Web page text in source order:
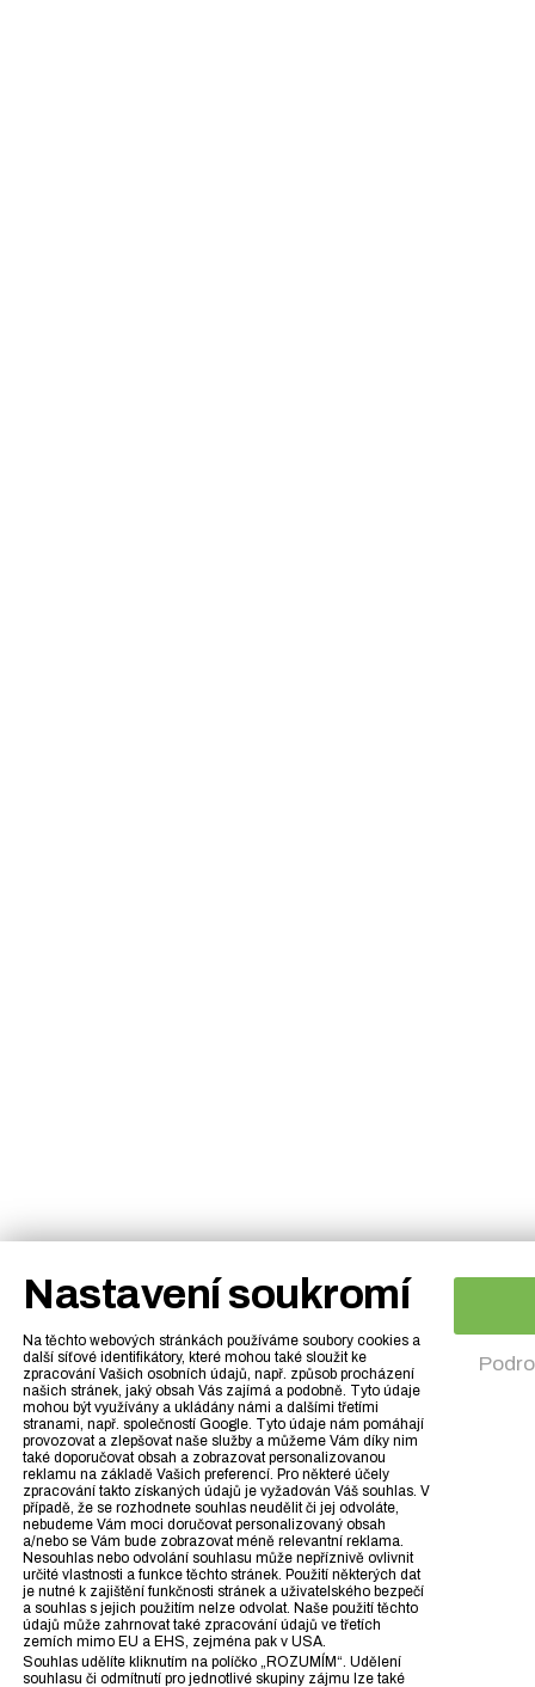
Nastavení soukromí
Na těchto webových stránkách používáme soubory cookies a
další síťové identifikátory, které mohou také sloužit ke
zpracování Vašich osobních údajů, např. způsob procházení
našich stránek, jaký obsah Vás zajímá a podobně. Tyto údaje
mohou být využívány a ukládány námi a dalšími třetími
stranami, např. společností Google. Tyto údaje nám pomáhají
provozovat a zlepšovat naše služby a můžeme Vám díky nim
také doporučovat obsah a zobrazovat personalizovanou
reklamu na základě Vašich preferencí. Pro některé účely
zpracování takto získaných údajů je vyžadován Váš souhlas. V
případě, že se rozhodnete souhlas neudělit či jej odvoláte,
nebudeme Vám moci doručovat personalizovaný obsah
a/nebo se Vám bude zobrazovat méně relevantní reklama.
Nesouhlas nebo odvolání souhlasu může nepříznivě ovlivnit
určité vlastnosti a funkce těchto stránek. Použití některých dat
je nutné k zajištění funkčnosti stránek a uživatelského bezpečí
a souhlas s jejich použitím nelze odvolat. Naše použití těchto
údajů může zahrnovat také zpracování údajů ve třetích
zemích mimo EU a EHS, zejména pak v USA.
Souhlas udělíte kliknutím na políčko „ROZUMÍM“. Udělení
souhlasu či odmítnutí pro jednotlivé skupiny zájmu lze také